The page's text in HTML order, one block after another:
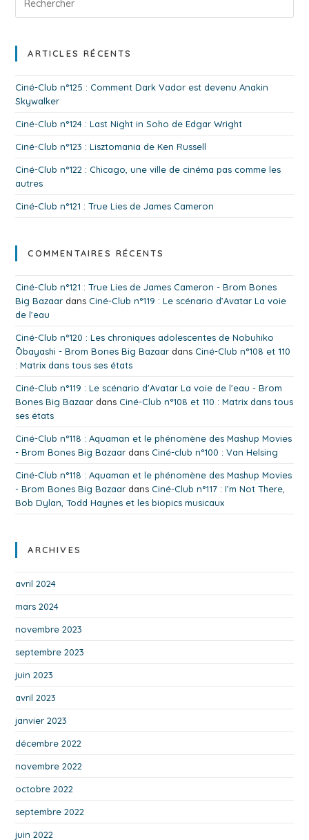
ARTICLES RÉCENTS
Ciné-Club n°125 : Comment Dark Vador est devenu Anakin
Skywalker
Ciné-Club n°124 : Last Night in Soho de Edgar Wright
Ciné-Club n°123 : Lisztomania de Ken Russell
Ciné-Club n°122 : Chicago, une ville de cinéma pas comme les
autres
Ciné-Club n°121 : True Lies de James Cameron
COMMENTAIRES RÉCENTS
Ciné-Club n°121 : True Lies de James Cameron - Brom Bones
Big Bazaar dans Ciné-Club n°119 : Le scénario d’Avatar La voie
de l’eau
Ciné-Club n°120 : Les chroniques adolescentes de Nobuhiko
Ōbayashi - Brom Bones Big Bazaar dans Ciné-Club n°108 et 110
: Matrix dans tous ses états
Ciné-Club n°119 : Le scénario d'Avatar La voie de l'eau - Brom
Bones Big Bazaar dans Ciné-Club n°108 et 110 : Matrix dans tous
ses états
Ciné-Club n°118 : Aquaman et le phénomène des Mashup Movies
- Brom Bones Big Bazaar dans Ciné-club n°100 : Van Helsing
Ciné-Club n°118 : Aquaman et le phénomène des Mashup Movies
- Brom Bones Big Bazaar dans Ciné-Club n°117 : I’m Not There,
Bob Dylan, Todd Haynes et les biopics musicaux
ARCHIVES
avril 2024
mars 2024
novembre 2023
septembre 2023
juin 2023
avril 2023
janvier 2023
décembre 2022
novembre 2022
octobre 2022
septembre 2022
juin 2022